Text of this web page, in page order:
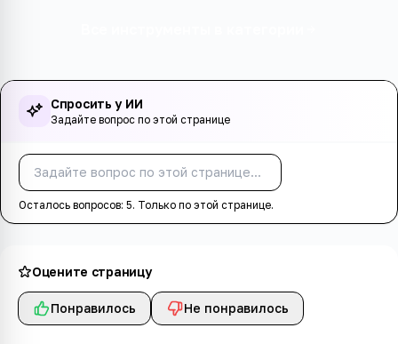
Спросить у ИИ
Задайте вопрос по этой странице
Осталось вопросов: 5. Только по этой странице.
Оцените страницу
Понравилось Не понравилось